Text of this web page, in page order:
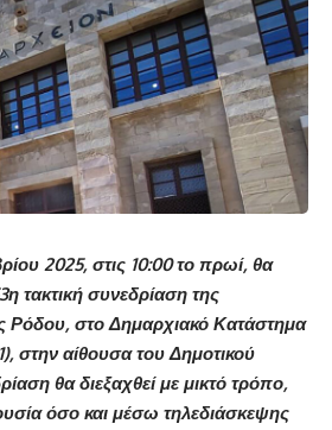
2025, στις 10:00 το πρωί, θα
τακτική συνεδρίαση της
Ρόδου, στο Δημαρχιακό Κατάστημα
στην αίθουσα του Δημοτικού
θα διεξαχθεί με μικτό τρόπο,
όσο και μέσω τηλεδιάσκεψης